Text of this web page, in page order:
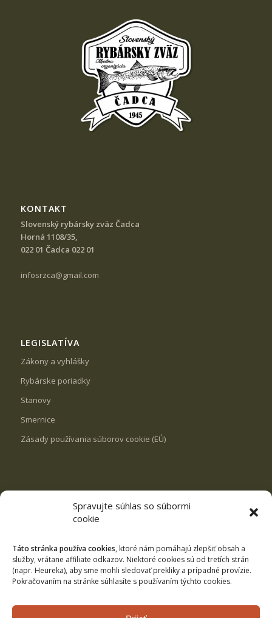
Spravujte súhlas so súbormi
cookie
Táto stránka používa cookies, ktoré nám pomáhajú zlepšiť obsah a
služby, vrátane affiliate odkazov. Niektoré cookies sú od tretích strán
(napr. Heureka), aby sme mohli sledovať prekliky a prípadné provízie.
Pokračovaním na stránke súhlasíte s používaním týchto cookies.
KONTAKT
Slovenský rybársky zväz Čadca
Horná 1108/35,
022 01 Čadca 022 01
infosrzca@gmail.com
LEGISLATÍVA
Zákony a vyhlášky
Rybárske poriadky
Stanovy
Smernice
Zásady používania súborov cookie (EÚ)
Rybník Svrčinovec
Rybník Čierne
Kysuca č.3
Revíry pstruhové